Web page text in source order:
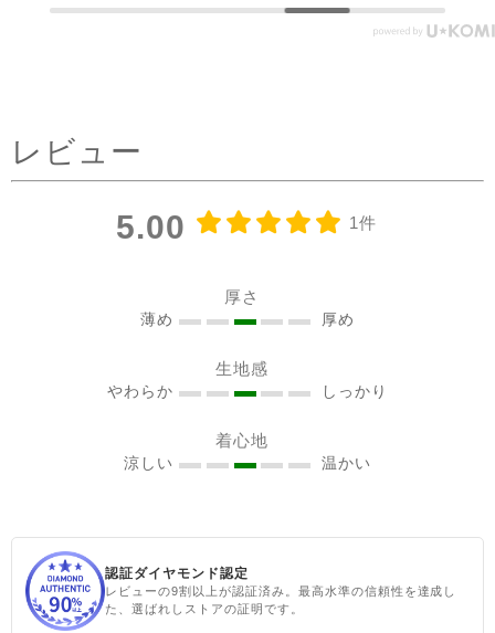
フェアトレード #fairtrade #
で可愛いいけど、刺繍面を
前にした時はリネンジレと
クが明るく優しい雰囲気に
🔶 OC2wayピンタックノー
す #sisam ＃フェアトレード
ッション
レビュー
5.00 1件
厚さ
薄め 厚め
生地感
やわらか しっかり
着心地
涼しい 温かい
認証ダイヤモンド認定
レビューの9割以上が認証済み。最高水準の信頼性を達成し
た、選ばれしストアの証明です。